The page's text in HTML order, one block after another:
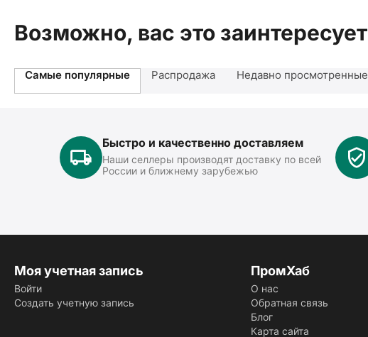
Возможно, вас это заинтересует
Самые популярные Распродажа Недавно просмотренные
Быстро и качественно доставляем
Наши селлеры производят доставку по всей
России и ближнему зарубежью
Моя учетная запись
Войти
Создать учетную запись
ПромХаб
О нас
Обратная связь
Блог
Карта сайта